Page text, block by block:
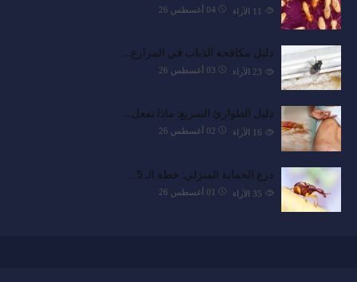
04 أغسطس 26 الآراء
دليل مكافحة الذباب في المزارع…
03 أغسطس 26 الآراء
دليل الطوارئ السريع: ماذا تفعل…
02 أغسطس 26 الآراء
درع الحماية المنزلي: خطة الـ 5…
01 أغسطس 26 الآراء